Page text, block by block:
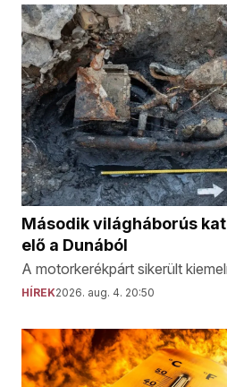
Második világháborús
elő a Dunából
A motorkerékpárt sikerült
HÍREK2026. aug. 4. 20:50